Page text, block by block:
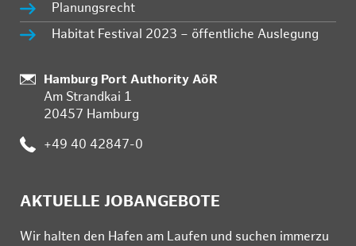
Planungsrecht
Habitat Festival 2023 – öffentliche Auslegung
Standort:
Hamburg Port Authority AöR
Am Strandkai 1
20457 Hamburg
Telefon:
+49 40 42847-0
AKTUELLE JOBANGEBOTE
Wir hal­ten den Ha­fen am Lau­fen und su­chen im­mer­zu